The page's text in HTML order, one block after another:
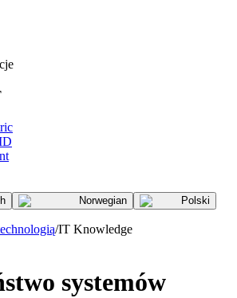
Norwegian Polski
/IT Knowledge
systemów